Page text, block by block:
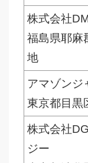
株式会社
福島県耶麻
地
アマゾンジ
東京都目黒
株式会社
ジー